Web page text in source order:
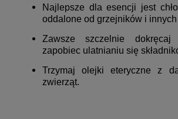
Najlepsze dla esencji jest
oddalone od grzejników i innych
Zawsze szczelnie dokręcaj
zapobiec ulatnianiu się
Trzymaj olejki eteryczne z
zwierząt.